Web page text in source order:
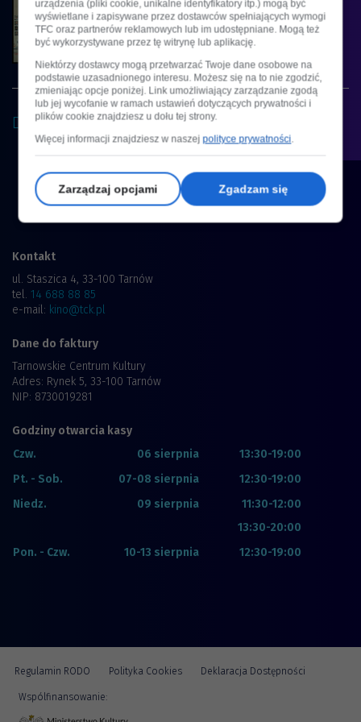
DRAMAT, KOMEDIA | 15+ LAT
Godziny seansów
Tu honorujemy kartę dużej rodziny
Kontakt
ul. Staszica 4, 33-100 Tarnów
tel. 14 688 88 85
e-mail: kino@tck.pl
Dane do faktury
Tarnowskie Centrum Kultury
Adres: Rynek 5, 33-100 Tarnów
NIP: 8730019281
Godziny otwarcia kasy
Czw.
06 sierpnia
13:30-19:00
Pt. - Sob.
07-08 sierpnia
12:30-19:00
Niedz.
09 sierpnia
11:30-12:00
13:30-20:00
Pon. - Czw.
10-13 sierpnia 12:30-19:00
Regulamin RODO Polityka Cookies Deklaracja Dostępności
Wspólfinansowanie:
urządzenia (pliki cookie, unikalne identyfikatory itp.) mogą być
wyświetlane i zapisywane przez dostawców spełniających wymogi
TFC oraz partnerów reklamowych lub im udostępniane. Mogą też
być wykorzystywane przez tę witrynę lub aplikację.
Niektórzy dostawcy mogą przetwarzać Twoje dane osobowe na
podstawie uzasadnionego interesu. Możesz się na to nie zgodzić,
zmieniając opcje poniżej. Link umożliwiający zarządzanie zgodą
lub jej wycofanie w ramach ustawień dotyczących prywatności i
plików cookie znajdziesz u dołu tej strony.
Więcej informacji znajdziesz w naszejpolityce prywatności.
Zarządzaj opcjami Zgadzam się